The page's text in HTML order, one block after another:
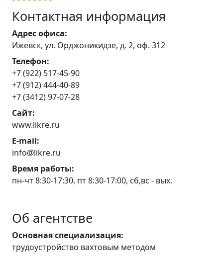
Контактная информация
Адрес офиса:
Ижевск, ул. Орджоникидзе, д. 2, оф. 312
Телефон:
+7 (922) 517-45-90
+7 (912) 444-40-89
+7 (3412) 97-07-28
Сайт:
www.likre.ru
E-mail:
info@likre.ru
Время работы:
пн-чт 8:30-17:30, пт 8:30-17:00, сб,вс - вых.
Об агентстве
Основная специализация:
трудоустройство вахтовым методом